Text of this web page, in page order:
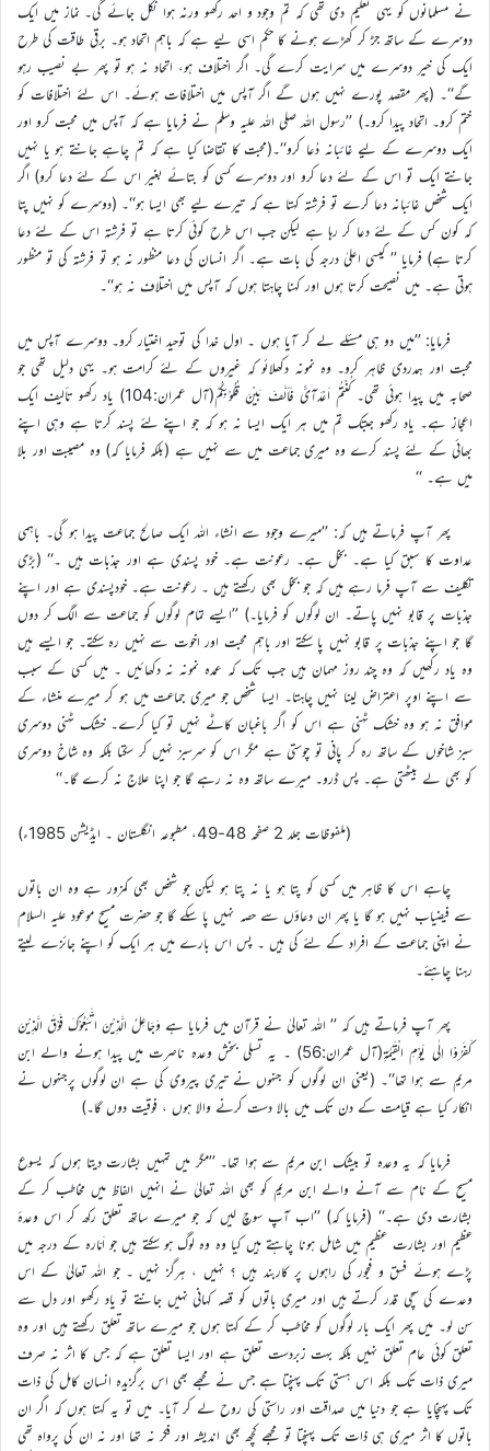
نے مسلمانوں کو یہی تعلیم دی تھی کہ تم وجود و احد رکھو ورنہ ہوا نکل جائے گی۔ نماز میں ایک
دوسرے کے ساتھ جڑ کر کھڑے ہونے کا حکم اسی لیے ہے کہ باہم اتحاد ہو۔ برقی طاقت کی طرح
ایک کی خیر دوسرے میں سرایت کرے گی۔ اگر اختلاف ہو، اتحاد نہ ہو تو پھر بے نصیب رہو
گے‘‘۔ (پھر مقصد پورے نہیں ہوں گے اگر آپس میں اختلافات ہوئے۔ اس لئے اختلافات کو
ختم کرو۔ اتحاد پیدا کرو۔) ’’رسول اللہ صلی اللہ علیہ وسلم نے فرمایا ہے کہ آپس میں محبت کرو اور
ایک دوسرے کے لیے غائبانہ دُعا کرو‘‘۔(محبت کا تقاضا کیا ہے کہ تم چاہے جانتے ہو یا نہیں
جانتے ایک تو اس کے لئے دعا کرو اور دوسرے کسی کو بتائے بغیر اس کے لئے دعا کرو) اگر
ایک شخص غائبانہ دعا کرے تو فرشتہ کہتا ہے کہ تیرے لیے بھی ایسا ہو‘‘۔ (دوسرے کو نہیں پتا
کہ کون کس کے لئے دعا کر رہا ہے لیکن جب اس طرح کوئی کرتا ہے تو فرشتہ اس کے لئے دعا
کرتا ہے) فرمایا ’’ کیسی اعلیٰ درجہ کی بات ہے۔ اگر انسان کی دعا منظور نہ ہو تو فرشتہ کی تو منظور
ہوتی ہے۔ میں نصیحت کرتا ہوں اور کہنا چاہتا ہوں کہ آپس میں اختلاف نہ ہو‘‘۔
فرمایا: ’’میں دو ہی مسئلے لے کر آیا ہوں ۔ اول خدا کی توحید اختیار کرو۔ دوسرے آپس میں
محبت اور ہمدردی ظاہر کرو۔ وہ نمونہ دکھلائو کہ غیروں کے لئے کرامت ہو۔ یہی دلیل تھی جو
صحابہ میں پیدا ہوئی تھی۔ کُنْتُمْ اَعْدَآئً فَاَلَّفَ بَیْنَ قُلُوْبِکُمْ(آل عمران:104) یاد رکھو تألیف ایک
اعجاز ہے۔ یاد رکھو جبتک تم میں ہر ایک ایسا نہ ہو کہ جو اپنے لئے پسند کرتا ہے وہی اپنے
بھائی کے لئے پسند کرے وہ میری جماعت میں سے نہیں ہے (بلکہ فرمایا کہ) وہ مصیبت اور بلا
میں ہے۔ ‘‘
پھر آپ فرماتے ہیں کہ: ’’میرے وجود سے انشاء اللہ ایک صالح جماعت پیدا ہو گی۔ باہمی
عداوت کا سبق کیا ہے۔ بخل ہے۔ رعونت ہے۔ خود پسندی ہے اور جذبات ہیں ۔‘‘ (بڑی
تکلیف سے آپ فرما رہے ہیں کہ جو بخل بھی رکھتے ہیں ۔ رعونت ہے۔ خودپسندی ہے اور اپنے
جذبات پر قابو نہیں پاتے۔ ان لوگوں کو فرمایا۔) ’’ایسے تمام لوگوں کو جماعت سے الگ کر دوں
گا جو اپنے جذبات پر قابو نہیں پا سکتے اور باہم محبت اور اخوت سے نہیں رہ سکتے۔ جو ایسے ہیں
وہ یاد رکھیں کہ وہ چند روز مہمان ہیں جب تک کہ عمدہ نمونہ نہ دکھائیں ۔ میں کسی کے سبب
سے اپنے اوپر اعتراض لینا نہیں چاہتا۔ ایسا شخص جو میری جماعت میں ہو کر میرے منشاء کے
موافق نہ ہو وہ خشک ٹہنی ہے اس کو اگر باغبان کاٹے نہیں تو کیا کرے۔ خشک ٹہنی دوسری
سبز شاخوں کے ساتھ رہ کر پانی تو چوستی ہے مگر اس کو سرسبز نہیں کر سکتا بلکہ وہ شاخ دوسری
کو بھی لے بیٹھتی ہے۔ پس ڈرو۔ میرے ساتھ وہ نہ رہے گا جو اپنا علاج نہ کرے گا۔‘‘
(ملفوظات جلد 2 صفحہ 48-49، مطبوعہ انگلستان ۔ ایڈیشن 1985ء)
چاہے اس کا ظاہر میں کسی کو پتا ہو یا نہ پتا ہو لیکن جو شخص بھی کمزور ہے وہ ان باتوں
سے فیضیاب نہیں ہو گا یا پھر ان دعاؤں سے حصہ نہیں پا سکے گا جو حضرت مسیح موعود علیہ السلام
نے اپنی جماعت کے افراد کے لئے کی ہیں ۔ پس اس بارے میں ہر ایک کو اپنے جائزے لیتے
رہنا چاہئے۔
پھر آپ فرماتے ہیں کہ ’’ اللہ تعالیٰ نے قرآن میں فرمایا ہے وَجَاعِلُ الَّذِیْنَ اتَّبَعُوْکَ فَوْقَ الَّذِیْنَ
کَفَرُوْا اِلٰی یَوْمِ الْقَیٰمَۃِ(آل عمران:56) ۔ یہ تسلی بخش وعدہ ناصرت میں پیدا ہونے والے ابن
مریم سے ہوا تھا‘‘۔ (یعنی ان لوگوں کو جنہوں نے تیری پیروی کی ہے ان لوگوں پرجنہوں نے
انکار کیا ہے قیامت کے دن تک میں بالا دست کرنے والا ہوں ، فوقیت دوں گا۔)
فرمایا کہ یہ وعدہ تو بیشک ابن مریم سے ہوا تھا۔ ’’مگر میں تمہیں بشارت دیتا ہوں کہ یسوع
مسیح کے نام سے آنے والے ابن مریم کو بھی اللہ تعالیٰ نے انہیں الفاظ میں مخاطب کر کے
بشارت دی ہے۔‘‘ (فرمایا کہ) ’’اب آپ سوچ لیں کہ جو میرے ساتھ تعلق رکھ کر اس وعدۂ
عظیم اور بشارت عظیم میں شامل ہونا چاہتے ہیں کیا وہ وہ لوگ ہو سکتے ہیں جو اَمّارہ کے درجہ میں
پڑے ہوئے فسق و فجور کی راہوں پر کاربند ہیں ؟ نہیں ، ہرگز نہیں ۔ جو اللہ تعالیٰ کے اس
وعدے کی سچی قدر کرتے ہیں اور میری باتوں کو قصہ کہانی نہیں جانتے تو یاد رکھو اور دل سے
سن لو۔ میں پھر ایک بار لوگوں کو مخاطب کر کے کہتا ہوں جو میرے ساتھ تعلق رکھتے ہیں اور وہ
تعلق کوئی عام تعلق نہیں بلکہ بہت زبردست تعلق ہے اور ایسا تعلق ہے کہ جس کا اثر نہ صرف
میری ذات تک بلکہ اس ہستی تک پہنچتا ہے جس نے مجھے بھی اس برگزیدہ انسان کامل کی ذات
تک پہنچایا ہے جو دنیا میں صداقت اور راستی کی روح لے کر آیا۔ میں تو یہ کہتا ہوں کہ اگر ان
باتوں کا اثر میری ہی ذات تک پہنچتا تو مجھے کچھ بھی اندیشہ اور فکر نہ تھا اور نہ ان کی پرواہ تھی